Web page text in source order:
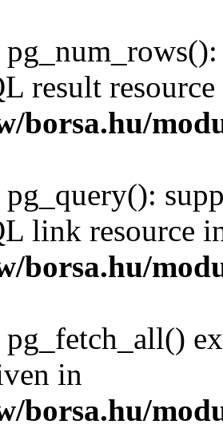
result
borsa.hu/
pg_query():
link resource
borsa.hu/
pg_fetch_all()
in
borsa.hu/